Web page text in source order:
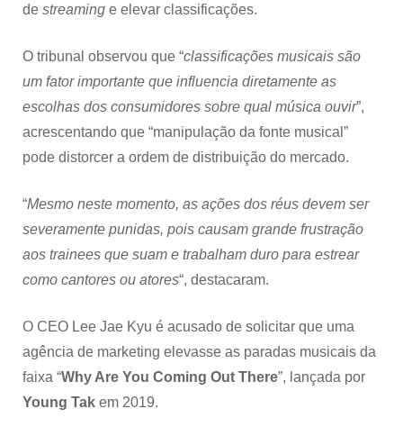
de streaming e elevar classificações.
O tribunal observou que “classificações musicais são
um fator importante que influencia diretamente as
escolhas dos consumidores sobre qual música ouvir”,
acrescentando que “manipulação da fonte musical”
pode distorcer a ordem de distribuição do mercado.
“Mesmo neste momento, as ações dos réus devem ser
severamente punidas, pois causam grande frustração
aos trainees que suam e trabalham duro para estrear
como cantores ou atores“, destacaram.
O CEO Lee Jae Kyu é acusado de solicitar que uma
agência de marketing elevasse as paradas musicais da
faixa “Why Are You Coming Out There”, lançada por
Young Tak em 2019.